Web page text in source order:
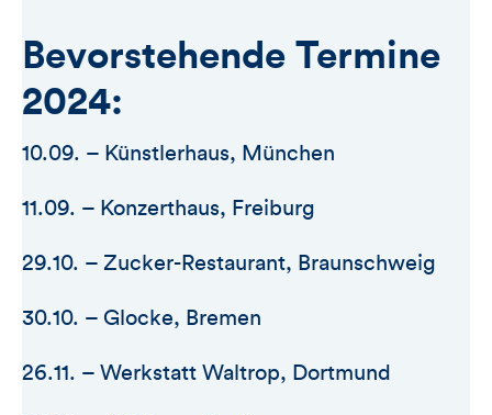
Bevorstehende Termine
2024:
10.09. – Künstlerhaus, München
11.09. – Konzerthaus, Freiburg
29.10. – Zucker-Restaurant, Braunschweig
30.10. – Glocke, Bremen
26.11. – Werkstatt Waltrop, Dortmund